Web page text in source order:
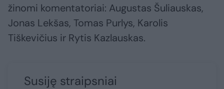
žinomi komentatoriai: Augustas Šuliauskas,
Jonas Lekšas, Tomas Purlys, Karolis
Tiškevičius ir Rytis Kazlauskas.
Susiję straipsniai